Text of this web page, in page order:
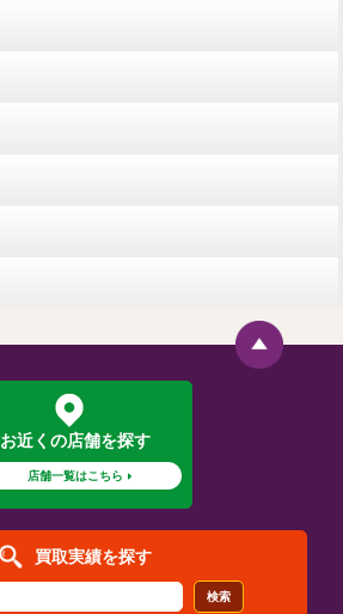
お近くの店舗を探す
店舗一覧はこちら
買取実績を探す
検索